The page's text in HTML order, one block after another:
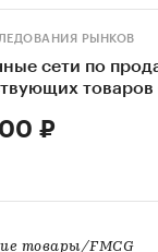
РЫНКОВ
сети по
товаров
₽
товары/FMCG